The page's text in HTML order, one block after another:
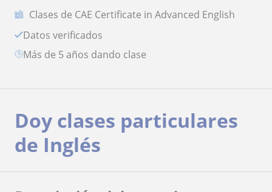
Clases de CAE Certificate in Advanced English
Datos verificados
más de 5 años dando clase
Doy clases particulares
de Inglés